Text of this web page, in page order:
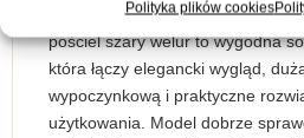
Polityka plików cookies
Kanapa z funkcją spania Madera
pościel szary welur to wygodna
która łączy elegancki wygląd,
wypoczynkową i praktyczne
użytkowania. Model dobrze